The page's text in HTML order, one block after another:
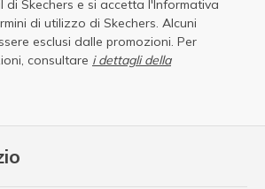
di Skechers e si accetta l'Informativa
di utilizzo di Skechers . Alcuni
esclusi dalle promozioni. Per
consultare i dettagli della